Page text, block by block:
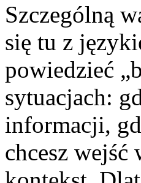
Szczególną
się tu z
powiedzieć
sytuacjach:
informacji,
chcesz wejść